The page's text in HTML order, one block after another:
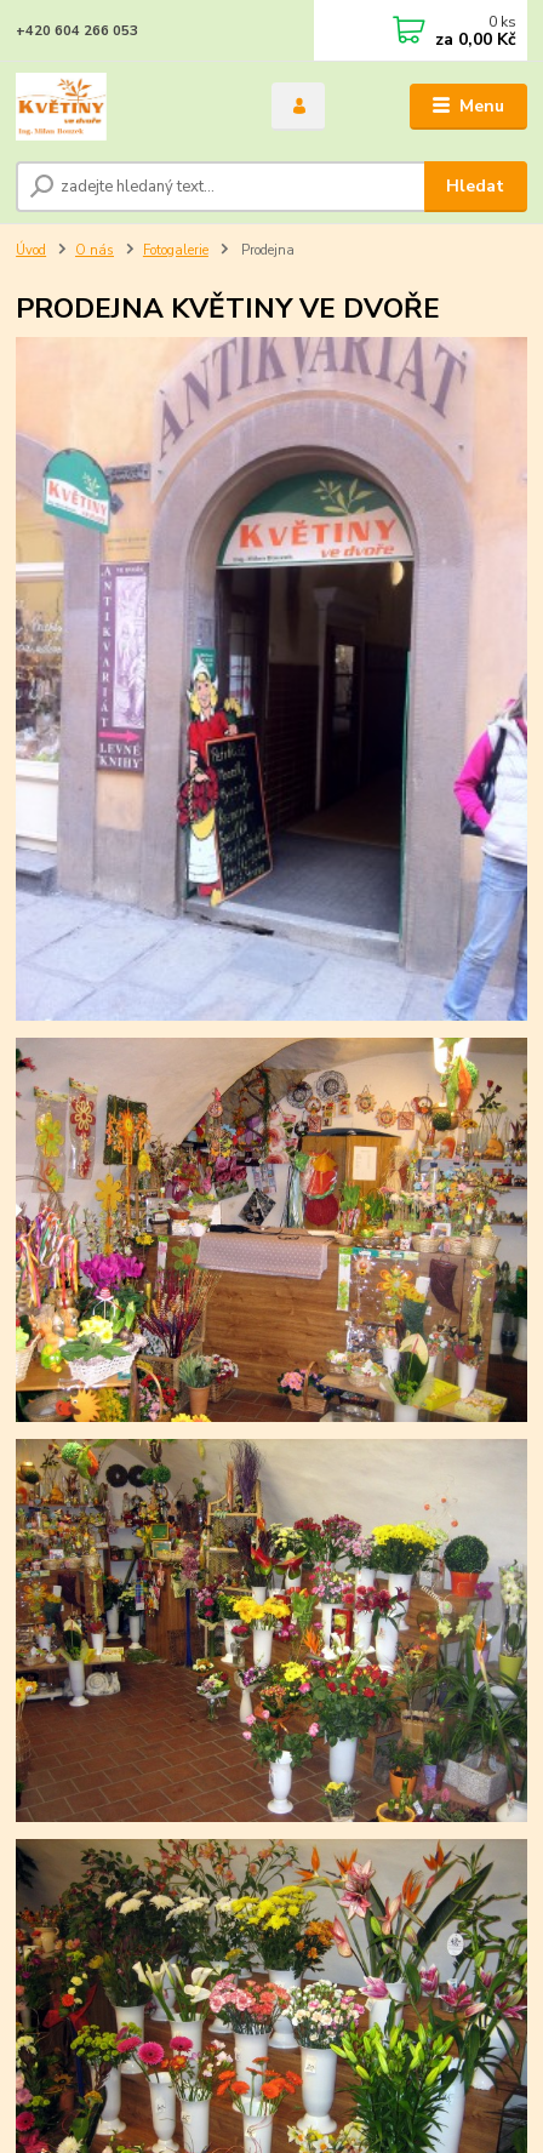
Menu
Hledat
+420 604 266 053 0 ks
za 0,00 Kč
Úvod O nás Fotogalerie Prodejna
PRODEJNA KVĚTINY VE DVOŘE